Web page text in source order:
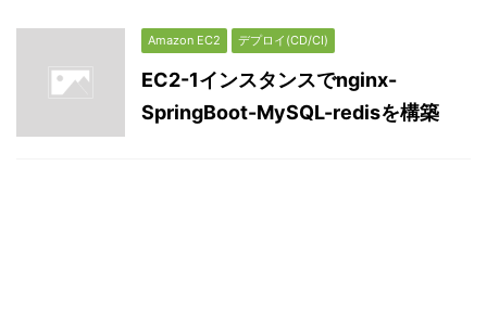
Amazon EC2 デプロイ(CD/CI)
EC2-1インスタンスでnginx-
SpringBoot-MySQL-redisを構築